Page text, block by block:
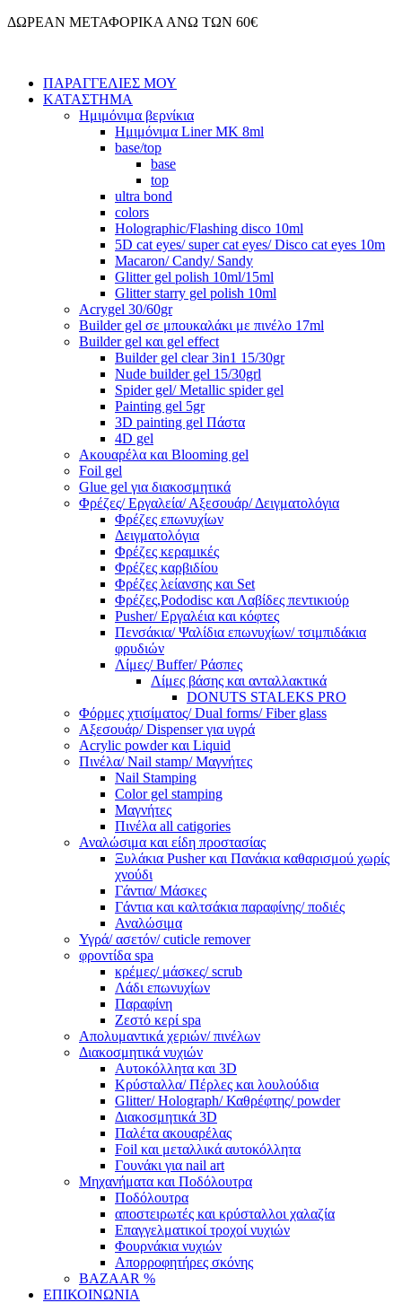
Μετάβαση
ΔΩΡΕΑΝ ΜΕΤΑΦΟΡΙΚΑ ΑΝΩ ΤΩΝ 60€
ΠΑΡΑΓΓΕΛΙΕΣ ΜΟΥ
ΚΑΤΑΣΤΗΜΑ
Ημιμόνιμα βερνίκια
Ημιμόνιμα Liner ΜΚ 8ml
base/top
base
top
ultra bond
colors
Holographic/Flashing disco 10ml
5D cat eyes/ super cat eyes/ Disco cat eyes 10m
Macaron/ Candy/ Sandy
Glitter gel polish 10ml/15ml
Glitter starry gel polish 10ml
Acrygel 30/60gr
Builder gel σε μπουκαλάκι με πινέλο 17ml
Builder gel και gel effect
Builder gel clear 3in1 15/30gr
Nude builder gel 15/30grl
Spider gel/ Metallic spider gel
Painting gel 5gr
3D painting gel Πάστα
4D gel
Ακουαρέλα και Blooming gel
Foil gel
Glue gel για διακοσμητικά
Φρέζες/ Εργαλεία/ Αξεσουάρ/ Δειγματολόγια
Φρέζες επωνυχίων
Δειγματολόγια
Φρέζες κεραμικές
Φρέζες καρβιδίου
Φρέζες λείανσης και Set
Φρέζες,Pododisc και Λαβίδες πεντικιούρ
Pusher/ Εργαλέια και κόφτες
Πενσάκια/ Ψαλίδια επωνυχίων/ τσιμπιδάκια
φρυδιών
Λίμες/ Buffer/ Ράσπες
Λίμες βάσης και ανταλλακτικά
DONUTS STALEKS PRO
Φόρμες χτισίματος/ Dual forms/ Fiber glass
Αξεσουάρ/ Dispenser για υγρά
Acrylic powder και Liquid
Πινέλα/ Nail stamp/ Μαγνήτες
Nail Stamping
Color gel stamping
Μαγνήτες
Πινέλα all catigories
Αναλώσιμα και είδη προστασίας
Ξυλάκια Pusher και Πανάκια καθαρισμού χωρίς
χνούδι
Γάντια/ Μάσκες
Γάντια και καλτσάκια παραφίνης/ ποδιές
Αναλώσιμα
Υγρά/ ασετόν/ cuticle remover
φροντίδα spa
κρέμες/ μάσκες/ scrub
Λάδι επωνυχίων
Παραφίνη
Ζεστό κερί spa
Απολυμαντικά χεριών/ πινέλων
Διακοσμητικά νυχιών
Αυτοκόλλητα και 3D
Κρύσταλλα/ Πέρλες και λουλούδια
Glitter/ Holograph/ Καθρέφτης/ powder
Διακοσμητικά 3D
Παλέτα ακουαρέλας
Foil και μεταλλικά αυτοκόλλητα
Γουνάκι για nail art
Μηχανήματα και Ποδόλουτρα
Ποδόλουτρα
αποστειρωτές και κρύσταλλοι χαλαζία
Επαγγελματικοί τροχοί νυχιών
Φουρνάκια νυχιών
Απορροφητήρες σκόνης
BAZAAR %
ΕΠΙΚΟΙΝΩΝΙΑ